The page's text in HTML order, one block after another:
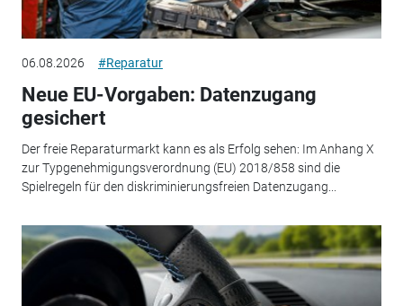
06.08.2026 #Reparatur
Neue EU-Vorgaben: Datenzugang
gesichert
Der freie Reparaturmarkt kann es als Erfolg sehen: Im Anhang X
zur Typgenehmigungsverordnung (EU) 2018/858 sind die
Spielregeln für den diskriminierungsfreien Datenzugang...